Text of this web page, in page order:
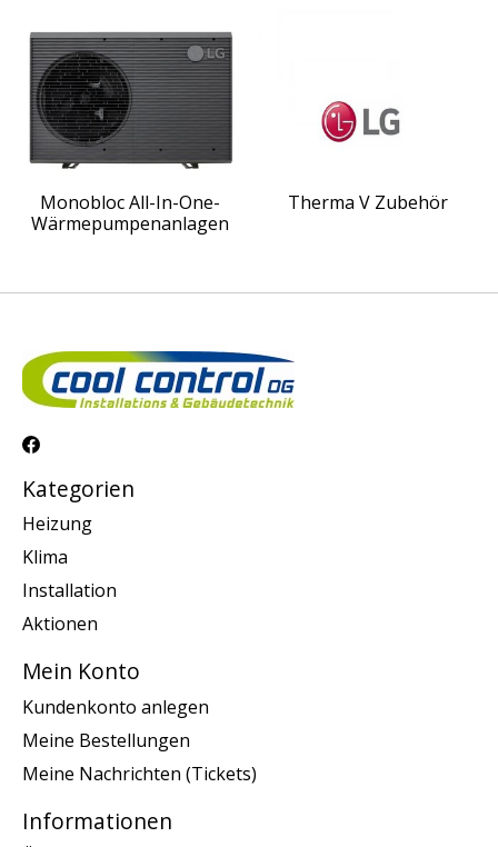
Monobloc All-In-One-
Wärmepumpenanlagen
Therma V Zubehör
Kategorien
Heizung
Klima
Installation
Aktionen
Mein Konto
Kundenkonto anlegen
Meine Bestellungen
Meine Nachrichten (Tickets)
Informationen